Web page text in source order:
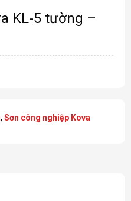
KL-5 tường –
, Sơn công nghiệp Kova